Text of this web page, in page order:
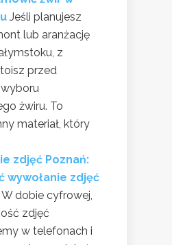
Jeśli planujesz
lub aranżację
z
przed
żwiru. To
materiał, który
zdjęć Poznań:
wywołanie zdjęć
W dobie cyfrowej,
zdjęć
w telefonach i